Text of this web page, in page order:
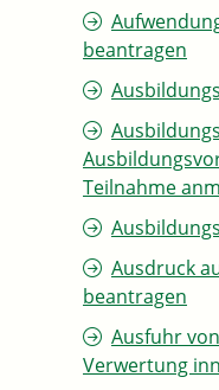
beantragen
Teilnahme
Ausdruck
beantragen
Ausfuhr
Verwertung